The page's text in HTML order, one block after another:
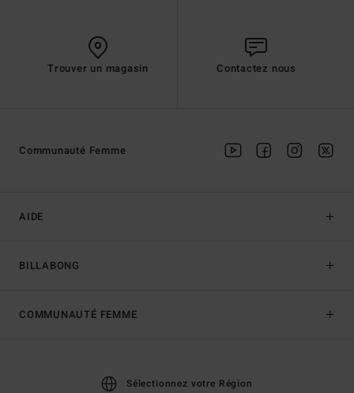
Trouver un magasin Contactez nous
AIDE
BILLABONG
Communauté Femme
COMMUNAUTÉ FEMME
Sélectionnez votre Région